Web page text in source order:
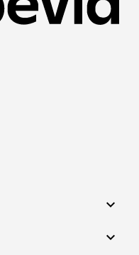
expand_more
expand_more